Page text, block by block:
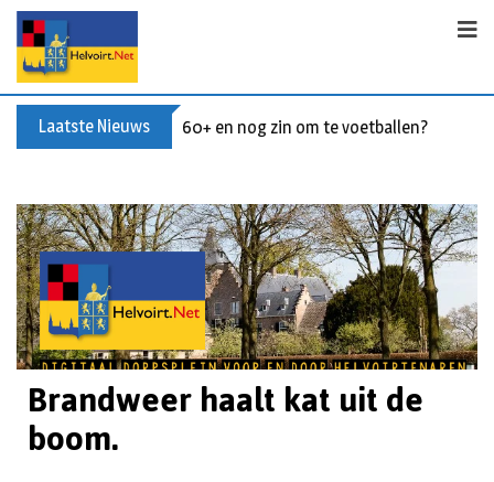
Laatste Nieuws Buxusplanten in brand in Biezenmortel,
Brandweer haalt kat uit de
boom.